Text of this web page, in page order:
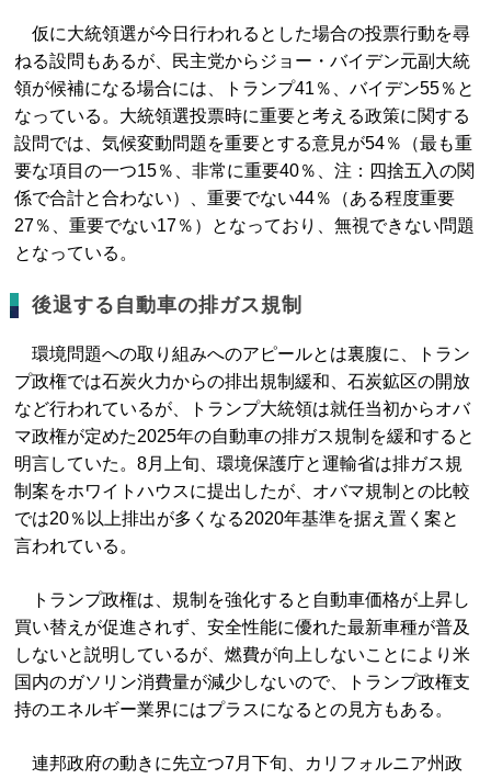
仮に大統領選が今日行われるとした場合の投票行動を尋
ねる設問もあるが、民主党からジョー・バイデン元副大統
領が候補になる場合には、トランプ41％、バイデン55％と
なっている。大統領選投票時に重要と考える政策に関する
設問では、気候変動問題を重要とする意見が54％（最も重
要な項目の一つ15％、非常に重要40％、注：四捨五入の関
係で合計と合わない）、重要でない44％（ある程度重要
27％、重要でない17％）となっており、無視できない問題
となっている。
後退する自動車の排ガス規制
環境問題への取り組みへのアピールとは裏腹に、トラン
プ政権では石炭火力からの排出規制緩和、石炭鉱区の開放
など行われているが、トランプ大統領は就任当初からオバ
マ政権が定めた2025年の自動車の排ガス規制を緩和すると
明言していた。8月上旬、環境保護庁と運輸省は排ガス規
制案をホワイトハウスに提出したが、オバマ規制との比較
では20％以上排出が多くなる2020年基準を据え置く案と
言われている。
トランプ政権は、規制を強化すると自動車価格が上昇し
買い替えが促進されず、安全性能に優れた最新車種が普及
しないと説明しているが、燃費が向上しないことにより米
国内のガソリン消費量が減少しないので、トランプ政権支
持のエネルギー業界にはプラスになるとの見方もある。
連邦政府の動きに先立つ7月下旬、カリフォルニア州政